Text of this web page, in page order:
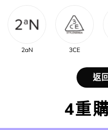
2aN 3CE
返
4重